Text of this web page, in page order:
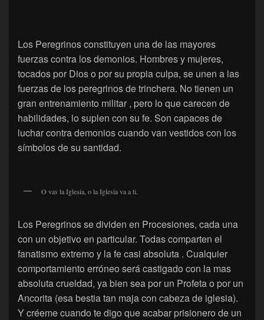
Los Peregrinos constituyen una de las mayores
fuerzas contra los demonios. Hombres y mujeres,
tocados por Dios o por su propia culpa, se unen a las
fuerzas de los peregrinos de trinchera. No tienen un
gran entrenamiento militar , pero lo que carecen de
habilidades, lo suplen con su fe. Son capaces de
luchar contra demonios cuando van vestidos con los
símbolos de su santidad.
O vas la Iglesia, o la Iglesia va a ti.
Los Peregrinos se dividen en Procesiones, cada una
con un objetivo en particular. Todas comparten el
fanatismo extremo y la fe casi absoluta . Cualquier
comportamiento erróneo será castigado con la mas
absoluta crueldad, ya bien sea por un Profeta o por un
Ancorita (esa bestia tan maja con cabeza de iglesia).
Y créeme cuando te digo que acabar prisionero de un